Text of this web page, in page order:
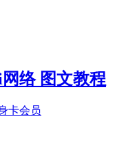
络 图文教程